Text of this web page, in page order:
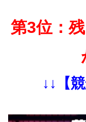
第3位：
↓↓【